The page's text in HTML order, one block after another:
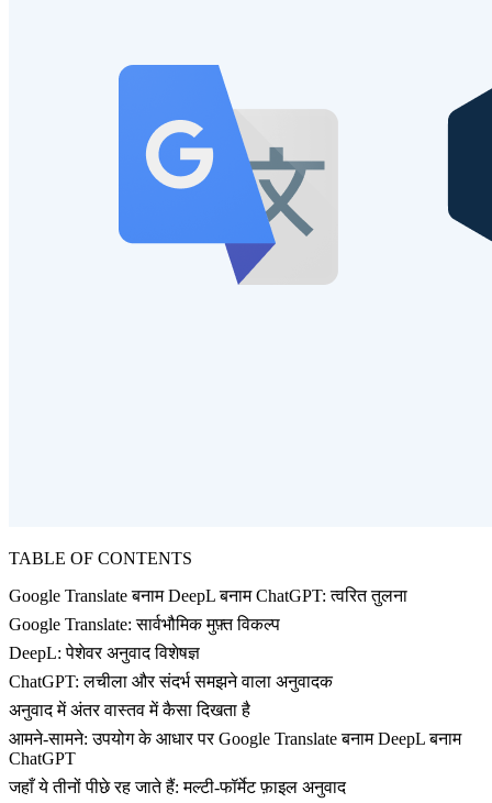
TABLE OF CONTENTS
Google Translate बनाम DeepL बनाम ChatGPT: त्वरित तुलना
Google Translate: सार्वभौमिक मुफ़्त विकल्प
DeepL: पेशेवर अनुवाद विशेषज्ञ
ChatGPT: लचीला और संदर्भ समझने वाला अनुवादक
अनुवाद में अंतर वास्तव में कैसा दिखता है
आमने-सामने: उपयोग के आधार पर Google Translate बनाम DeepL बनाम
ChatGPT
जहाँ ये तीनों पीछे रह जाते हैं: मल्टी-फॉर्मेट फ़ाइल अनुवाद